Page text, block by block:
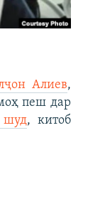
Алиев,
пеш дар
шуд, китоб